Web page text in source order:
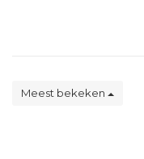
Meest bekeken